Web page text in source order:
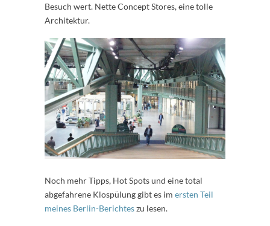
Besuch wert. Nette Concept Stores, eine tolle
Architektur.
Noch mehr Tipps, Hot Spots und eine total
abgefahrene Klospülung gibt es im ersten Teil
meines Berlin-Berichteszu lesen.